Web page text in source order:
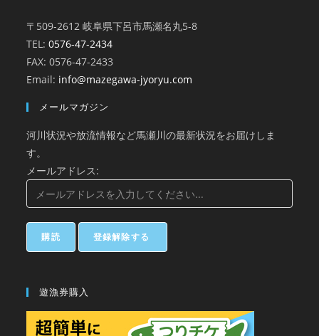
〒509-2612 岐阜県下呂市馬瀬名丸5-8
TEL:0576-47-2434
FAX: 0576-47-2433
Email: info@mazegawa-jyoryu.com
メールマガジン
河川状況や放流情報など馬瀬川の最新状況をお届けしま
す。
メールアドレス:
遊漁券購入